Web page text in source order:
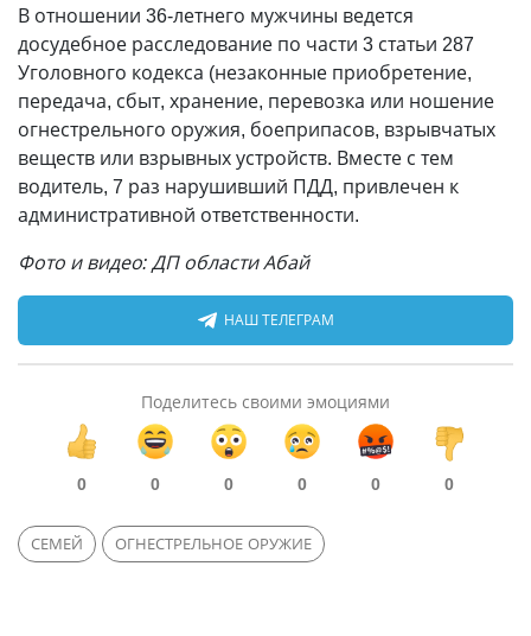
В отношении 36-летнего мужчины ведется
досудебное расследование по части 3 статьи 287
Уголовного кодекса (незаконные приобретение,
передача, сбыт, хранение, перевозка или ношение
огнестрельного оружия, боеприпасов, взрывчатых
веществ или взрывных устройств. Вместе с тем
водитель, 7 раз нарушивший ПДД, привлечен к
административной ответственности.
Фото и видео: ДП области Абай
НАШ ТЕЛЕГРАМ
Поделитесь своими эмоциями
0 0 0 0 0 0
СЕМЕЙ ОГНЕСТРЕЛЬНОЕ ОРУЖИЕ